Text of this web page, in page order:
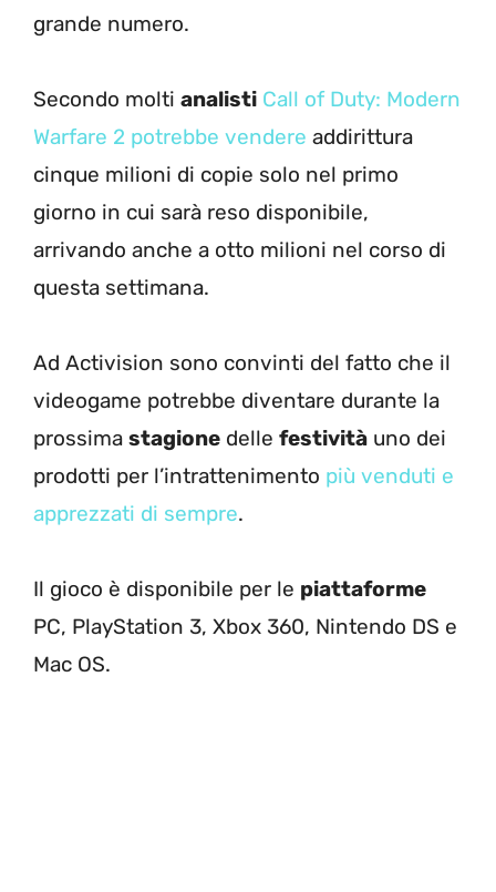
grande numero.
Secondo molti analisti Call of Duty: Modern
Warfare 2 potrebbe vendere addirittura
cinque milioni di copie solo nel primo
giorno in cui sarà reso disponibile,
arrivando anche a otto milioni nel corso di
questa settimana.
Ad Activision sono convinti del fatto che il
videogame potrebbe diventare durante la
prossima stagione delle festività uno dei
prodotti per l’intrattenimento più venduti e
apprezzati di sempre.
Il gioco è disponibile per le piattaforme
PC, PlayStation 3, Xbox 360, Nintendo DS e
Mac OS.